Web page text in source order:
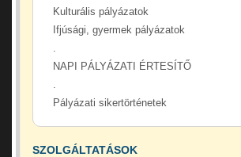
Kulturális pályázatok
Ifjúsági, gyermek pályázatok
.
NAPI PÁLYÁZATI ÉRTESÍTŐ
.
Pályázati sikertörténetek
SZOLGÁLTATÁSOK